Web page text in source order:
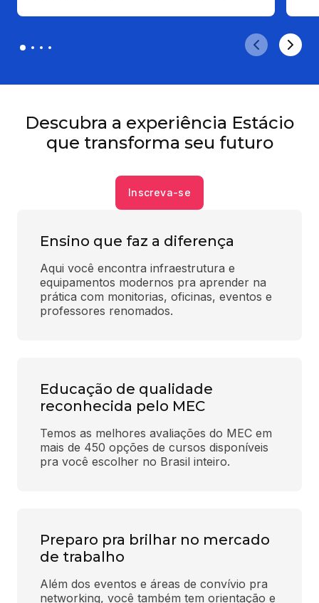
Descubra a experiência Estácio
que transforma seu futuro
Inscreva-se
Ensino que faz a diferença
Aqui você encontra infraestrutura e
equipamentos modernos pra aprender na
prática com monitorias, oficinas, eventos e
professores renomados.
Educação de qualidade
reconhecida pelo MEC
Temos as melhores avaliações do MEC em
mais de 450 opções de cursos disponíveis
pra você escolher no Brasil inteiro.
Preparo pra brilhar no mercado
de trabalho
Além dos eventos e áreas de convívio pra
networking, você também tem orientação e